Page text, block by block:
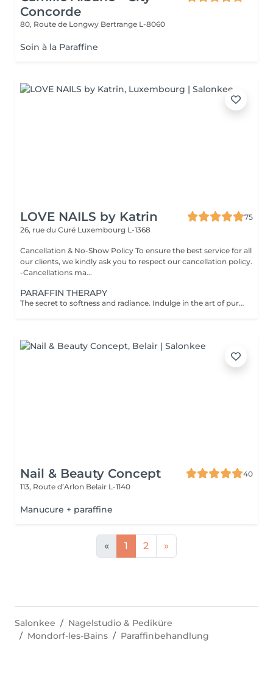
Concorde
80, Route de Longwy Bertrange L-8060
Soin à la Paraffine
LOVE NAILS by Katrin
75
26, rue du Curé Luxembourg L-1368
Cancellation & No-Show Policy To ensure the best service for all
our clients, we kindly ask you to respect our cancellation policy.
-Cancellations ma...
PARAFFIN THERAPY
The secret to softness and radiance. Indulge in the art of pure rejuvenation with our Paraffin Therapy a deeply nourishing ritual designed to restore silky smoothness and elegant suppleness to your hands or feet. Your experience includes: Refining scrub gently polishes and renews the skin's texture Nourishing cream massage envelops your skin in moisture and relaxation Warm paraffin cocoon seals in hydration while improving circulation and elasticity The result: Satin-soft skin, restored comfort, and a youthful glow that lasts. Perfect as a standalone treatment or the ultimate finishing touch to your manicure or pedicure. A moment of warmth, luxury, and renewal your skin deserves nothing less. Recommended Frequency: For beautifully soft, hydrated skin, enjoy one paraffin therapy session per week for the first few treatments, then every 23 weeks to maintain lasting smoothness and radiance. Contraindications: Not recommended in case of open wounds, inflammation, skin irritation, or infection. Always ensure the skin is healthy and comfortable before treatment.
Nail & Beauty Concept
40
113, Route d’Arlon Belair L-1140
Manucure + paraffine
« 1 2 »
Salonkee
Nagelstudio & Pediküre
Mondorf-les-Bains
Paraffinbehandlung